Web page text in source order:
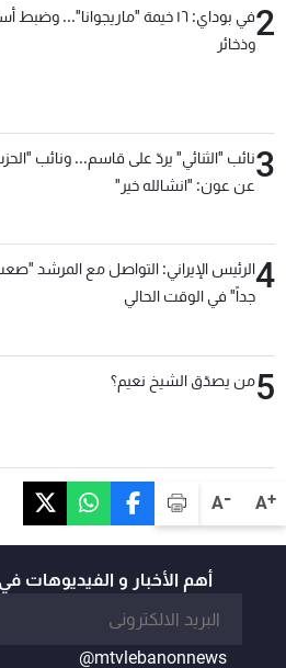
A+
A-
2
في بوداي: ١٦ خيمة "ماريجوانا"... وضبط
وذخائر
3نائب "الثنائي" يردّ على قاسم... ونائب
عن عون: "انشالله خير"
4الرئيس الإيراني: التواصل مع المرشد
جداً" في الوقت الحالي
5من يصدّق الشيخ نعيم؟
أهم الأخبار و الفيديوهات
@mtvlebanonnews